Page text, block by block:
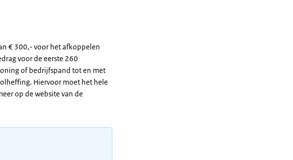
€ 300,- voor het afkoppelen
voor de eerste 260
of bedrijfspand tot en met
Hiervoor moet het hele
op de website van de